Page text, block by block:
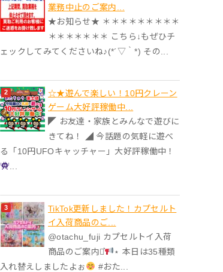
業務中止のご案内...
★お知らせ★ ＊＊＊＊＊＊＊＊＊
＊＊＊＊＊＊＊ こちら↓もぜひチ
ェックしてみてくださいね♪(*´▽｀*) その...
☆★遊んで楽しい！10円クレーン
ゲーム大好評稼働中...
◤ お友達・家族とみんなで遊びに
きてね！ ◢ 今話題の気軽に遊べ
る「10円UFOキャッチャー」大好評稼働中！
TikTok更新しました！カプセルト
イ入荷商品のご...
@otachu_fuji カプセルトイ入荷
商品のご案内⋆͛
⋆ 本日は35種類
入れ替えしましたよぉ
#おた...